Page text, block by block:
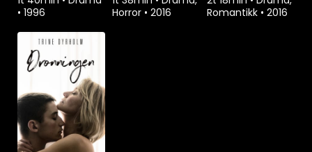
• 1996
Horror • 2016
Romantikk • 2016